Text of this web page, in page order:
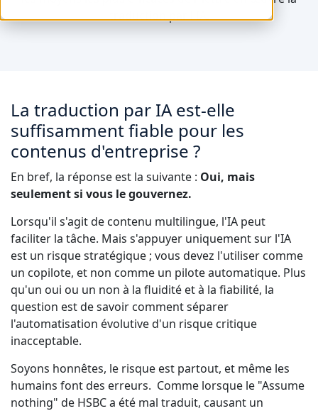
Touchez et convertissez des publics à l’international
Services de données
Renforcez vos IA avec des données fiables
Toutes les solutions
Solutions par Secteur
Sciences de la vie
Industrie Manufacturière
Juridique
Services de données IA
Optimisez l’IA avec des données de qualité
Découvrez Lia
Traduction IA rapide, intelligente et évolutive
Maîtriser la traduction IA pour les marques
mondiales
Conseils pour optimiser efficacité, échelle et qualité
Construisez votre avenir avec nous
Opportunités freelance
traduction par l'IA.
La traduction par IA est-elle
suffisamment fiable pour les
contenus d'entreprise ?
En bref, la réponse est la suivante : Oui, mais
seulement si vous le gouvernez.
Lorsqu'il s'agit de contenu multilingue, l'IA peut
faciliter la tâche. Mais s'appuyer uniquement sur l'IA
est un risque stratégique ; vous devez l'utiliser comme
un copilote, et non comme un pilote automatique. Plus
qu'un oui ou un non à la fluidité et à la fiabilité, la
question est de savoir comment séparer
l'automatisation évolutive d'un risque critique
inacceptable.
Soyons honnêtes, le risque est partout, et même les
humains font des erreurs. Comme lorsque le "Assume
nothing" de HSBC a été mal traduit, causant un